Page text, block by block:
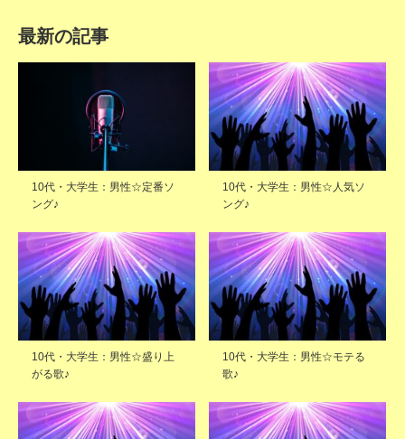
最新の記事
10代・大学生：男性☆定番ソ
ング♪
10代・大学生：男性☆人気ソ
ング♪
10代・大学生：男性☆盛り上
がる歌♪
10代・大学生：男性☆モテる
歌♪